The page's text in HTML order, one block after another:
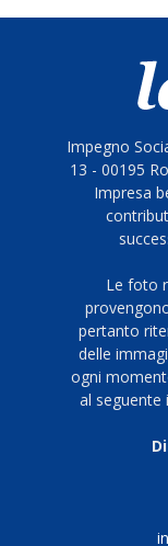
Impegno
13 - 00195
Impresa
Le foto
pertanto
delle
ogni
al seguente